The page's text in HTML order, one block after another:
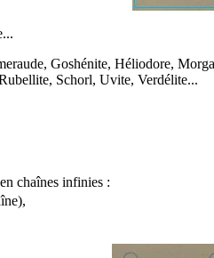
...
, Goshénite, Héliodore,
, Schorl, Uvite, Verdélite...
chaînes infinies :